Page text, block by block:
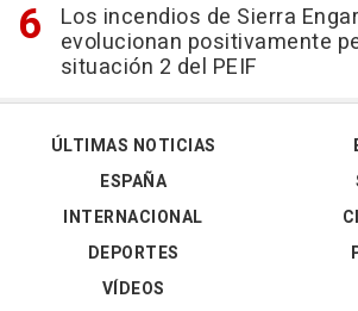
Los incendios de Sierra
evolucionan positivamente
situación 2 del PEIF
ÚLTIMAS NOTICIAS
ESPAÑA
INTERNACIONAL
DEPORTES
VÍDEOS